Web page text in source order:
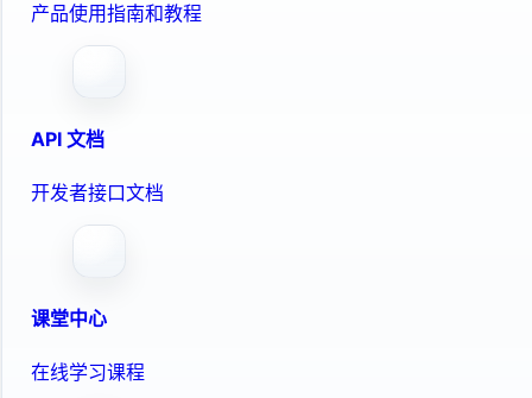
产品使用指南和教程
API 文档
开发者接口文档
课堂中心
在线学习课程